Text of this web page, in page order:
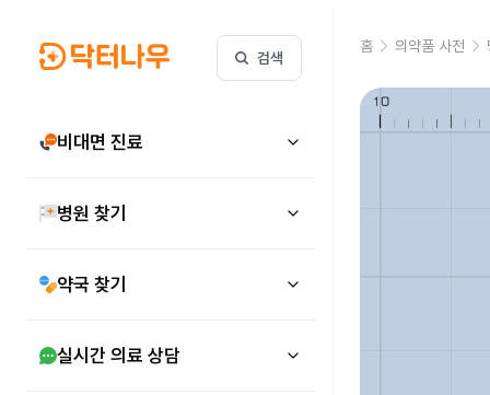
검색
비대면 진료
병원 찾기
약국 찾기
실시간 의료 상담
홈 의약품 사전